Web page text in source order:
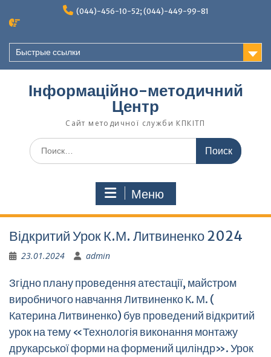
(044)-456-10-52; (044)-449-99-81
Быстрые ссылки
Інформаційно-методичний
Центр
Сайт методичної служби КПКІТП
Поиск
по:
Меню
Відкритий Урок К.М. Литвиненко 2024
23.01.2024 admin
Згідно плану проведення атестації, майстром
виробничого навчання Литвиненко К. М. (
Катерина Литвиненко) був проведений відкритий
урок на тему «Технологія виконання монтажу
друкарської форми на формений циліндр». Урок